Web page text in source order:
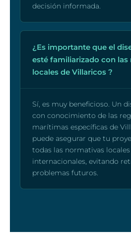
decisión informada.
¿Es importante que el
esté familiarizado con las
locales de Villaricos ?
Sí, es muy beneficioso. Un
con conocimiento de las
marítimas específicas de
puede asegurar que tu
todas las normativas locales
internacionales, evitando
problemas futuros.